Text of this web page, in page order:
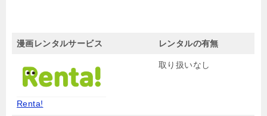
漫画レンタルサービス レンタルの有無
Renta!
取り扱いなし